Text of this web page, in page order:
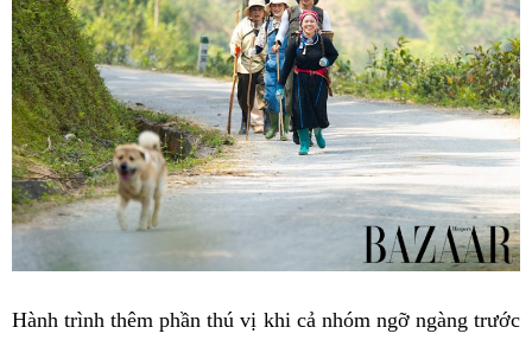
Hành trình thêm phần thú vị khi cả nhóm ngỡ ngàng trước